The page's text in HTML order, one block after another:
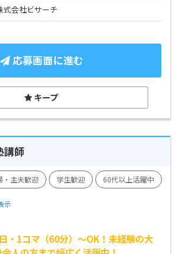
式会社ビサーチ
応募画面に進む
キープ
講師
・主夫歓迎 学生歓迎
60代以上活躍中
示
・1コマ（60分）～OK！未経験の大